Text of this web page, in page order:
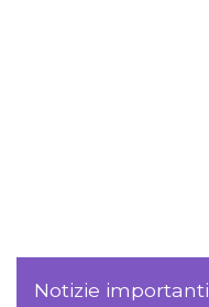
Notizie importanti